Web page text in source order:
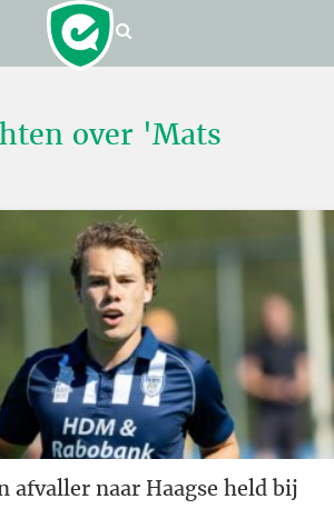
over 'Mats
afvaller naar Haagse held bij